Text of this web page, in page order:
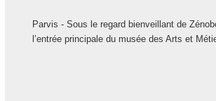
Parvis - Sous le regard bienveillant de
l’entrée principale du musée des Arts et